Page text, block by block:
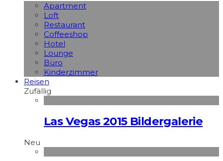
Apart­ment
Loft
Restaurant
Coffeeshop
Hotel
Lounge
Büro
Kinderzimmer
Reisen
Zufällig
Las Vegas 2015 Bildergalerie
Neu